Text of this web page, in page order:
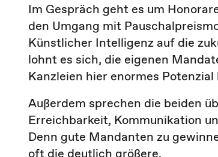
Im Gespräch geht es um
den Umgang mit
Künstlicher Intelligenz auf die
lohnt es sich, die eigenen
Kanzleien hier enormes Potenzial
Außerdem sprechen die beiden
Erreichbarkeit, Kommunikation
Denn gute Mandanten zu
oft die deutlich größere.